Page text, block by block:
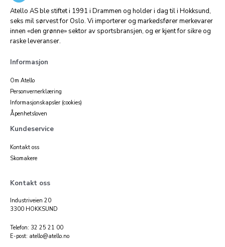
Atello AS ble stiftet i 1991 i Drammen og holder i dag til i Hokksund,
seks mil sørvest for Oslo. Vi importerer og markedsfører merkevarer
innen «den grønne» sektor av sportsbransjen, og er kjent for sikre og
raske leveranser.
Informasjon
Om Atello
Personvernerklæring
Informasjonskapsler (cookies)
Åpenhetsloven
Kundeservice
Kontakt oss
Skomakere
Kontakt oss
Industriveien 20
3300 HOKKSUND
Telefon: 32 25 21 00
E-post: atello@atello.no